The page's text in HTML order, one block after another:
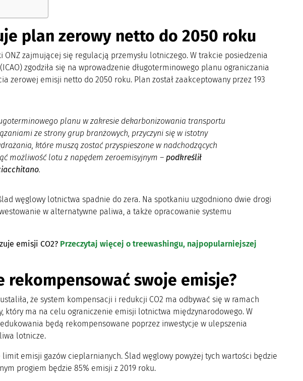
plan zerowy netto do 2050 roku
zajmującej się regulacją przemysłu lotniczego. W trakcie posiedzenia
zgodziła się na wprowadzenie długoterminowego planu ograniczania
zerowej emisji netto do 2050 roku. Plan został zaakceptowany przez 193
planu w zakresie dekarbonizowania transportu
ze strony grup branżowych, przyczyni się w istotny
które muszą zostać przyspieszone w nadchodzących
możliwość lotu z napędem zeroemisyjnym– podkreślił
.
węglowy lotnictwa spadnie do zera. Na spotkaniu uzgodniono dwie drogi
w alternatywne paliwa, a także opracowanie systemu
emisji CO2? Przeczytaj więcej o treewashingu, najpopularniejszej
rekompensować swoje emisje?
że system kompensacji i redukcji CO2 ma odbywać się w ramach
który ma na celu ograniczenie emisji lotnictwa międzynarodowego. W
będą rekompensowane poprzez inwestycje w ulepszenia
lotnicze.
emisji gazów cieplarnianych. Ślad węglowy powyżej tych wartości będzie
progiem będzie 85% emisji z 2019 roku.